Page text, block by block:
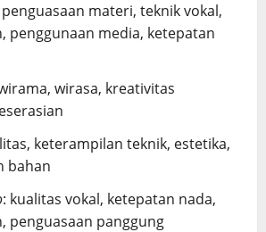
materi, teknik vokal,
penggunaan media, ketepatan
wirasa, kreativitas
keterampilan teknik, estetika,
bahan
: kualitas vokal, ketepatan nada,
penguasaan panggung